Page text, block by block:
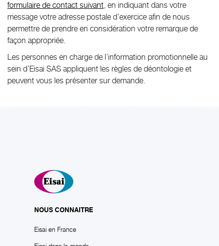
formulaire de contact suivant, en indiquant dans votre
message votre adresse postale d’exercice afin de nous
permettre de prendre en considération votre remarque de
façon appropriée.
Les personnes en charge de l’information promotionnelle au
sein d’Eisai SAS appliquent les règles de déontologie et
peuvent vous les présenter sur demande.
NOUS CONNAITRE
Eisai en France